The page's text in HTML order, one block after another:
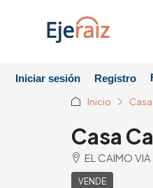
Iniciar sesión Registro
Inicio Casa
Casa
EL CAIMO
VENDE